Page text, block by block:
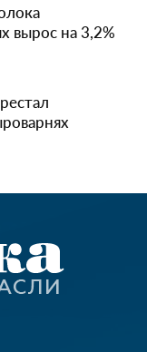
вырос на 3,2%